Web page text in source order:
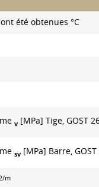
été obtenues °C
v [MPa] Tige, GOST
ѕv [MPa] Barre, GOST
m